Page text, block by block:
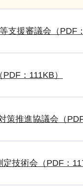
支援審議会（PDF
：111KB）
推進協議会（PDF
技術会（PDF：